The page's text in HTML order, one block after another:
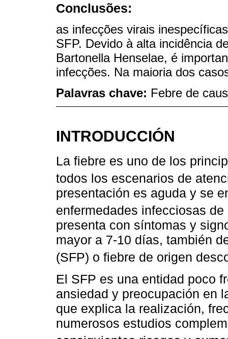
Conclusões:
as infecções virais
SFP. Devido à alta incidência
Bartonella Henselae, é
infecções. Na maioria dos
Palavras chave: Febre de
INTRODUCCIÓN
La fiebre es uno de los
todos los escenarios de
presentación es aguda y se
enfermedades infecciosas
presenta con síntomas y
mayor a 7-10 días, también
(SFP) o fiebre de origen
El SFP es una entidad poco
ansiedad y preocupación en
que explica la realización,
numerosos estudios